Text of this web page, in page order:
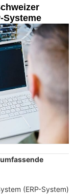
Systeme
(ERP-System)